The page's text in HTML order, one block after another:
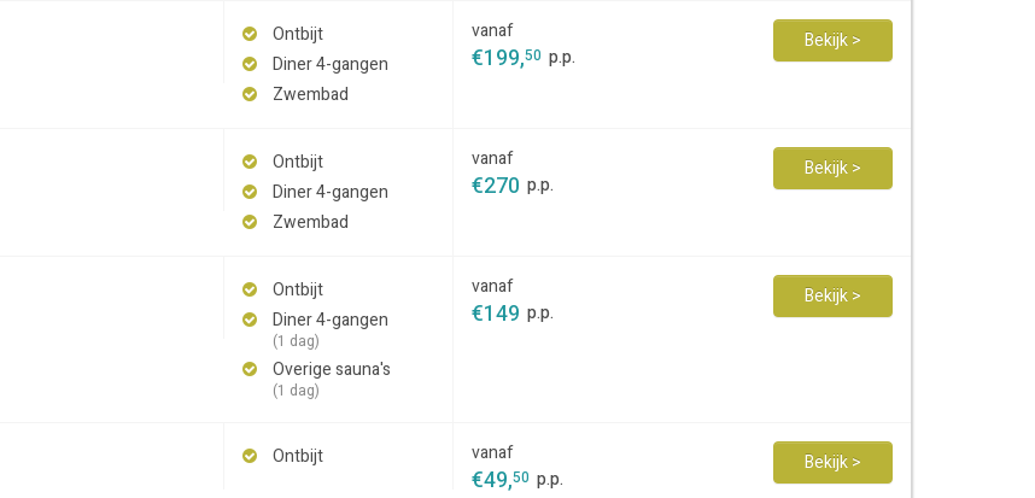
Ontbijt
Diner 4-gangen
Zwembad
vanaf
€199,50 p.p.
Bekijk >
Ontbijt
Diner 4-gangen
Zwembad
vanaf
€270 p.p.
Bekijk >
Ontbijt
Diner 4-gangen
(1 dag)
Overige sauna's
(1 dag)
vanaf
€149 p.p.
Bekijk >
Ontbijt vanaf
€49,50 p.p.
Bekijk >